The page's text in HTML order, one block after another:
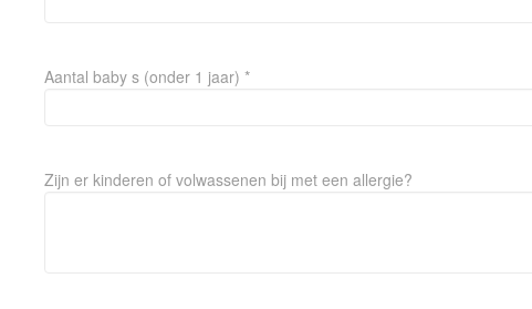
Aantal baby s (onder 1 jaar) *
Zijn er kinderen of volwassenen bij met een allergie?